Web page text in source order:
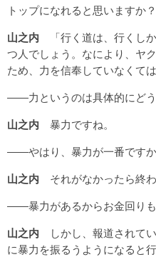
トップになれると思いますか？
山之内 「行く道は、行くし
つ人でしょう。なにより、ヤ
ため、力を信奉していなくては
――力というのは具体的にどう
山之内 暴力ですね。
――やはり、暴力が一番です
山之内 それがなかったら終わ
――暴力があるからお金回りも
山之内 しかし、報道されて
に暴力を振るうようになると